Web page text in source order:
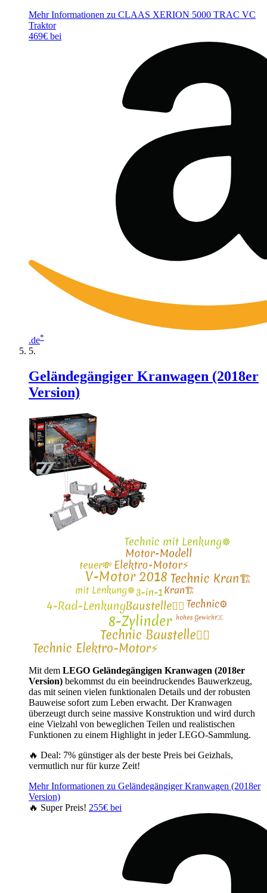
Mehr Informationen zu CLAAS XERION 5000 TRAC VC
Traktor
469€ bei
.de*
Geländegängiger Kranwagen (2018er
Version)
Mit dem LEGO Geländegängigen Kranwagen (2018er
Version) bekommst du ein beeindruckendes Bauwerkzeug,
das mit seinen vielen funktionalen Details und der robusten
Bauweise sofort zum Leben erwacht. Der Kranwagen
überzeugt durch seine massive Konstruktion und wird durch
eine Vielzahl von beweglichen Teilen und realistischen
Funktionen zu einem Highlight in jeder LEGO-Sammlung.
🔥 Deal: 7% günstiger als der beste Preis bei Geizhals,
vermutlich nur für kurze Zeit!
Mehr Informationen zu Geländegängiger Kranwagen (2018er
Version)
🔥 Super Preis! 255€ bei